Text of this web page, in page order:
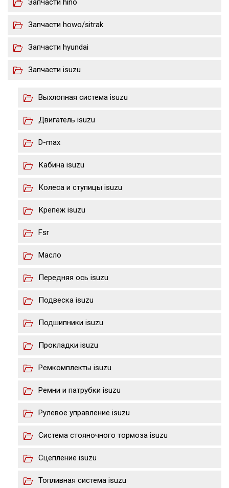
Запчасти hino
Запчасти howo/sitrak
Запчасти hyundai
Запчасти isuzu
Выхлопная система isuzu
Двигатель isuzu
D-max
Кабина isuzu
Колеса и ступицы isuzu
Крепеж isuzu
Fsr
Масло
Передняя ось isuzu
Подвеска isuzu
Подшипники isuzu
Прокладки isuzu
Ремкомплекты isuzu
Ремни и патрубки isuzu
Рулевое управление isuzu
Система стояночного тормоза isuzu
Сцепление isuzu
Топливная система isuzu